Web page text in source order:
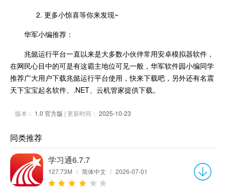
2. 更多小惊喜等你来发现~
华军小编推荐：
兆懿运行平台一直以来是大多数小伙伴常用安卓模拟器软件，
在网民心目中的可是有这霸主地位可见一般，华军软件园小编同学
推荐广大用户下载兆懿运行平台使用，快来下载吧，另外还有名震
天下宝宝起名软件、.NET、云机管家提供下载。
版本： 1.0 官方版 | 更新时间： 2025-10-23
同类推荐
学习通6.7.7
127.73M / 简体中文 / 2026-07-01